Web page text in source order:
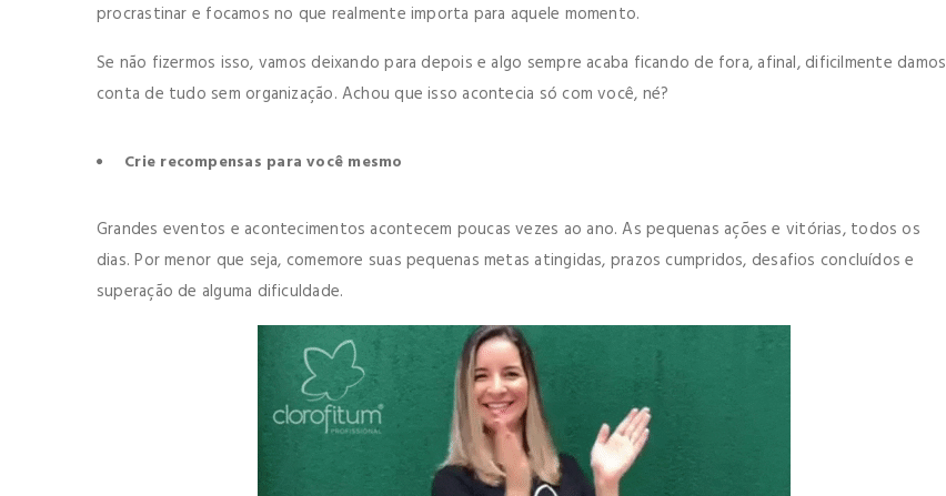
procrastinar e focamos no que realmente importa para aquele momento.
Se não fizermos isso, vamos deixando para depois e algo sempre acaba ficando de fora, afinal, dificilmente damos
conta de tudo sem organização. Achou que isso acontecia só com você, né?
Crie recompensas para você mesmo
Grandes eventos e acontecimentos acontecem poucas vezes ao ano. As pequenas ações e vitórias, todos os
dias. Por menor que seja, comemore suas pequenas metas atingidas, prazos cumpridos, desafios concluídos e
superação de alguma dificuldade.